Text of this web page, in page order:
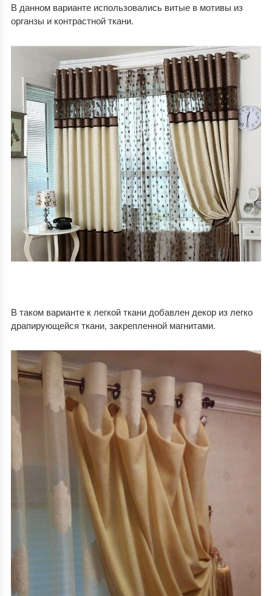
В данном варианте использовались витые в мотивы из
органзы и контрастной ткани.
В таком варианте к легкой ткани добавлен декор из легко
драпирующейся ткани, закрепленной магнитами.